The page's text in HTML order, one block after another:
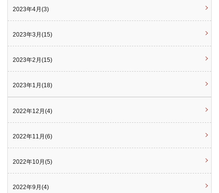
2023年4月(3)
2023年3月(15)
2023年2月(15)
2023年1月(18)
2022年12月(4)
2022年11月(6)
2022年10月(5)
2022年9月(4)